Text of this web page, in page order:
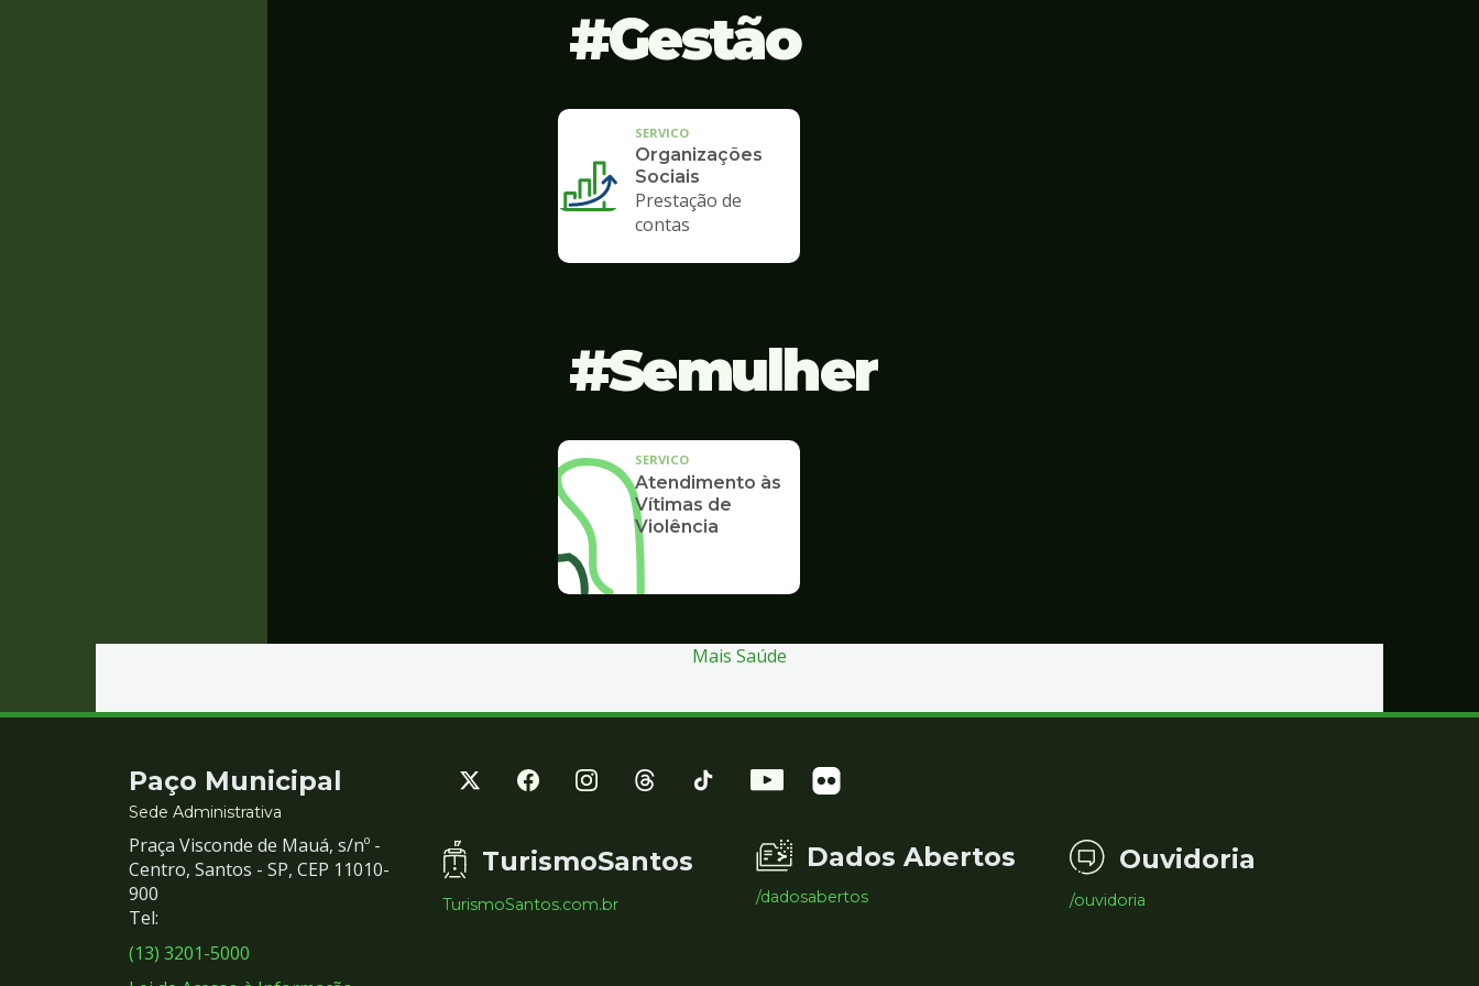
Gestão
SERVICO
Organizações
Sociais
Prestação de
contas
Semulher
SERVICO
Atendimento às
Vítimas de
Violência
Mais Saúde
Contato
e
Redes
Sociais
Paço Municipal
Sede Administrativa
Praça Visconde de Mauá, s/nº -
Centro, Santos - SP, CEP 11010-
900
Tel:
(13) 3201-5000
TurismoSantos
TurismoSantos.com.br
Dados Abertos
/dadosabertos
Ouvidoria
/ouvidoria